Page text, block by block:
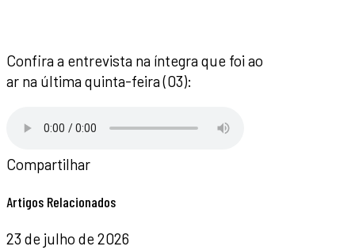
Confira a entrevista na íntegra que foi ao
ar na última quinta-feira (03):
Compartilhar
Artigos Relacionados
23 de julho de 2026